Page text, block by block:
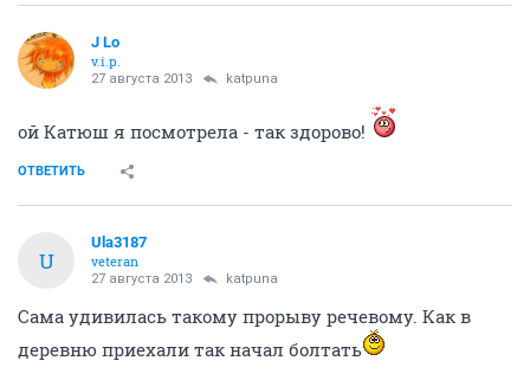
J Lo
v.i.p.
27 августа 2013 katpuna
ой Катюш я посмотрела - так здорово!
ОТВЕТИТЬ
U
Ula3187
veteran
27 августа 2013 katpuna
Сама удивилась такому прорыву речевому. Как в
деревню приехали так начал болтать